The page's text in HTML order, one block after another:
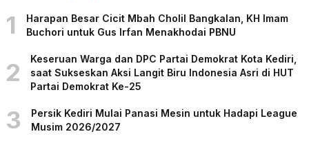
1
Harapan Besar Cicit Mbah Cholil Bangkalan, KH Imam
Buchori untuk Gus Irfan Menakhodai PBNU
2
Keseruan Warga dan DPC Partai Demokrat Kota Kediri,
saat Sukseskan Aksi Langit Biru Indonesia Asri di HUT
Partai Demokrat Ke-25
3
Persik Kediri Mulai Panasi Mesin untuk Hadapi League
Musim 2026/2027